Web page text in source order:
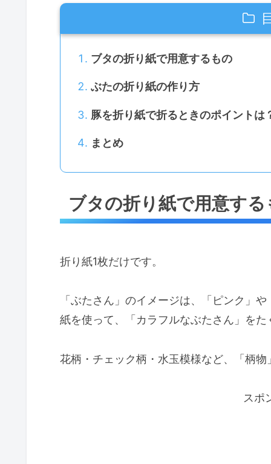
ブタの折り紙で用意するもの
ぶたの折り紙の作り方
豚を折り紙で折るときのポイントは
まとめ
ブタの折り紙で用意する
折り紙1枚だけです。
「ぶたさん」のイメージは、「ピンク」
紙を使って、「カラフルなぶたさん」を
花柄・チェック柄・水玉模様など、「柄
スポ